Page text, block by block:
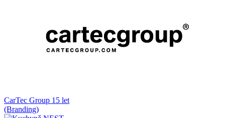
CarTec Group 15 let
(Branding)